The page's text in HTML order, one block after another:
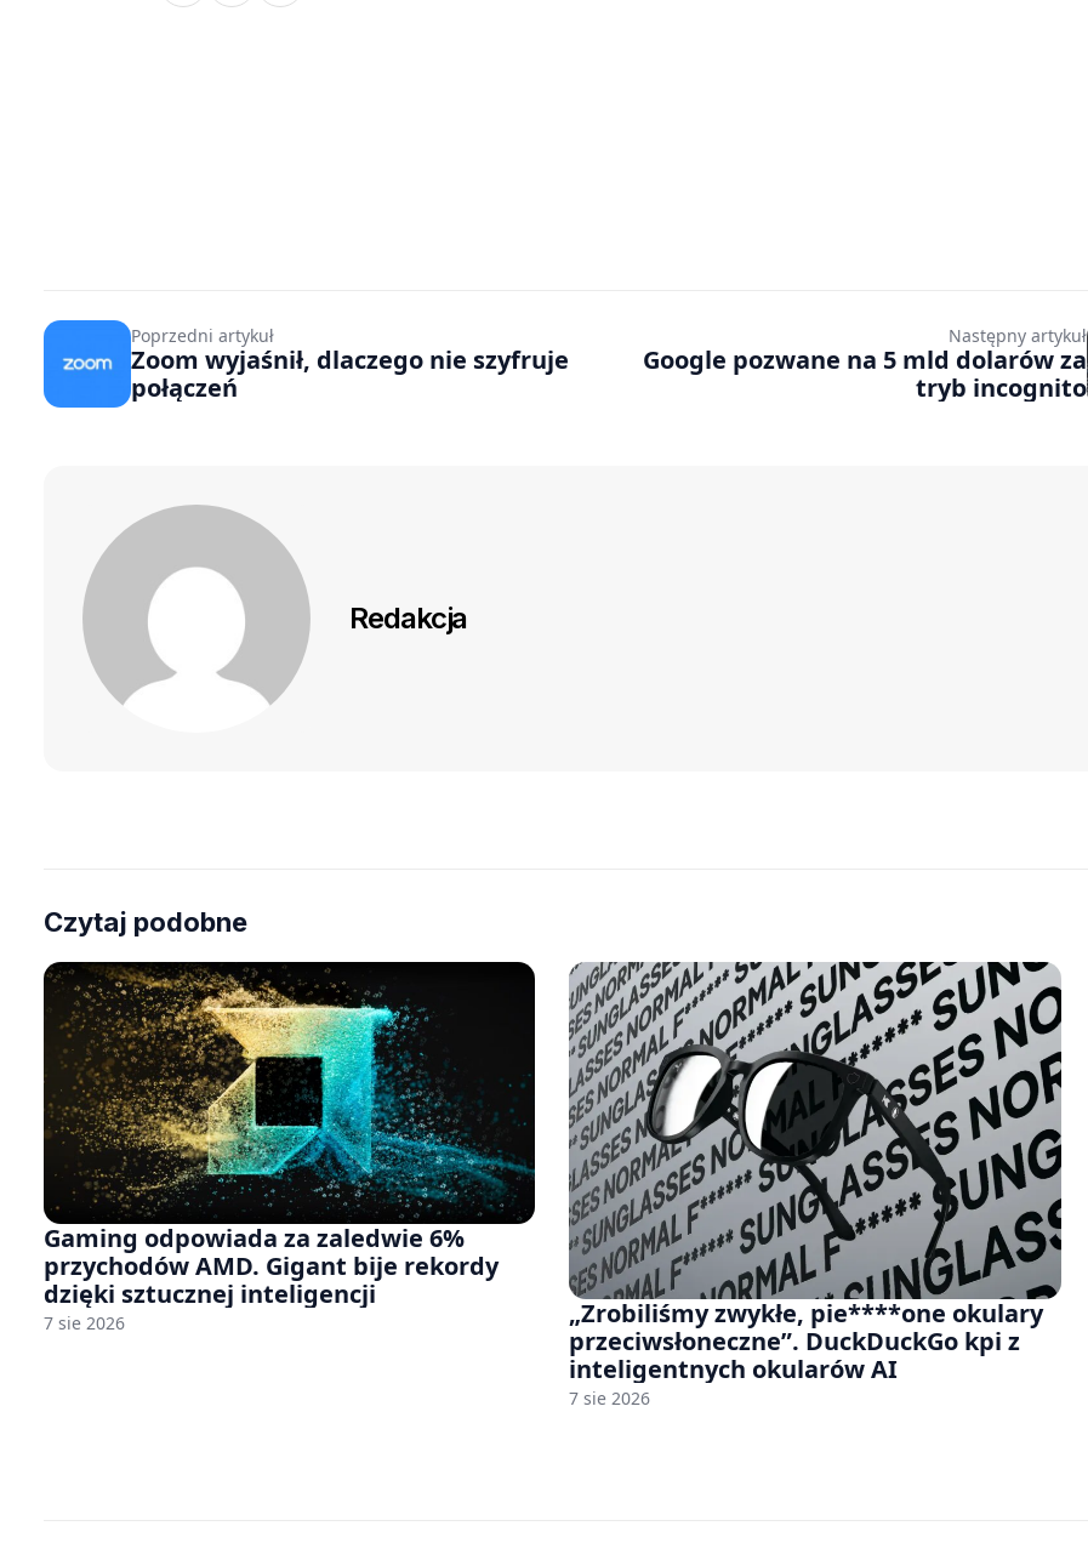
Poprzedni artykuł
Zoom wyjaśnił, dlaczego nie szyfruje
połączeń
Następny artykuł
Google pozwane na 5 mld dolarów za
tryb incognito
Redakcja
Czytaj podobne
Gaming odpowiada za zaledwie 6%
przychodów AMD. Gigant bije rekordy
dzięki sztucznej inteligencji
7 sie 2026
„Zrobiliśmy zwykłe, pie****one okulary
przeciwsłoneczne”. DuckDuckGo kpi z
inteligentnych okularów AI
7 sie 2026